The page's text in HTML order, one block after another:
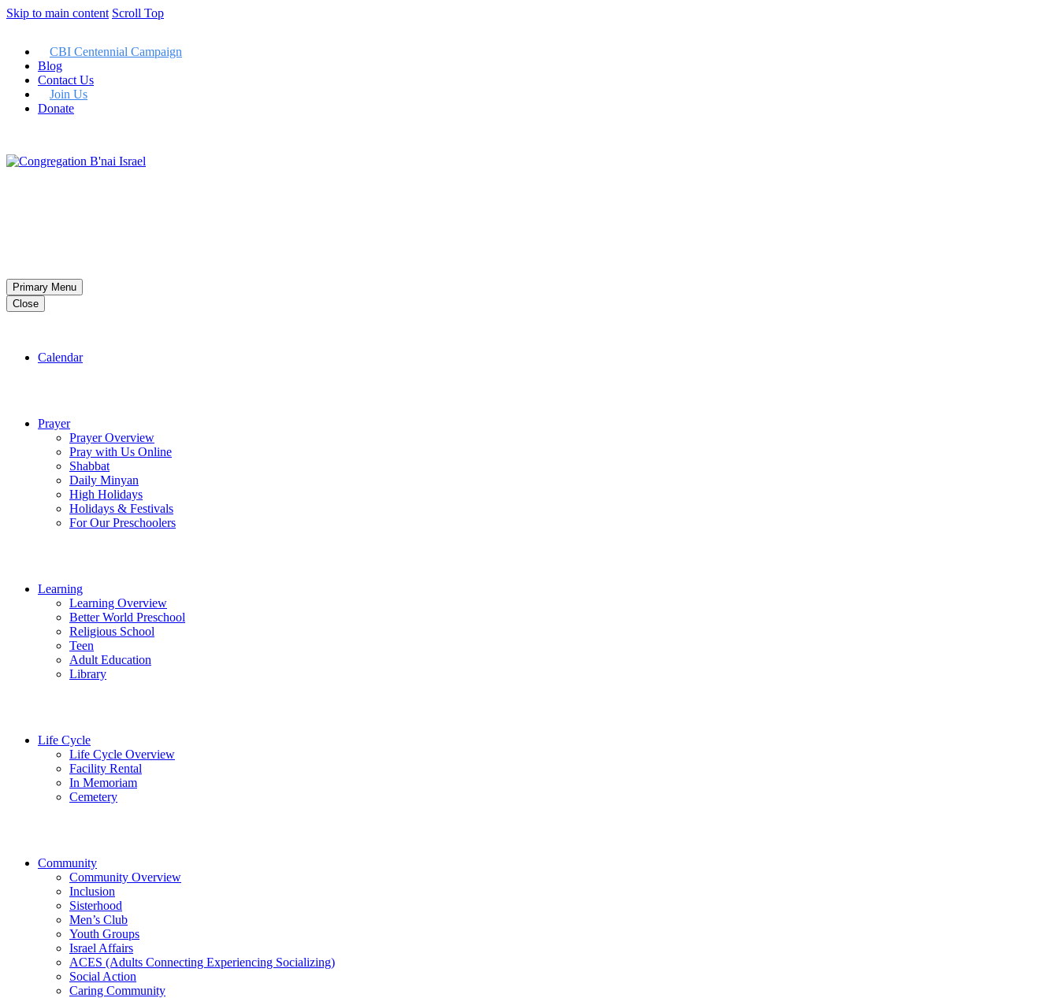
Skip to main content Scroll Top
CBI Centennial Campaign
Blog
Contact Us
Join Us
Donate
Primary Menu
Close
Calendar
Prayer
Prayer Overview
Pray with Us Online
Shabbat
Daily Minyan
High Holidays
Holidays & Festivals
For Our Preschoolers
Learning
Learning Overview
Better World Preschool
Religious School
Teen
Adult Education
Library
Life Cycle
Life Cycle Overview
Facility Rental
In Memoriam
Cemetery
Community
Community Overview
Inclusion
Sisterhood
Men’s Club
Youth Groups
Israel Affairs
ACES (Adults Connecting Experiencing Socializing)
Social Action
Caring Community